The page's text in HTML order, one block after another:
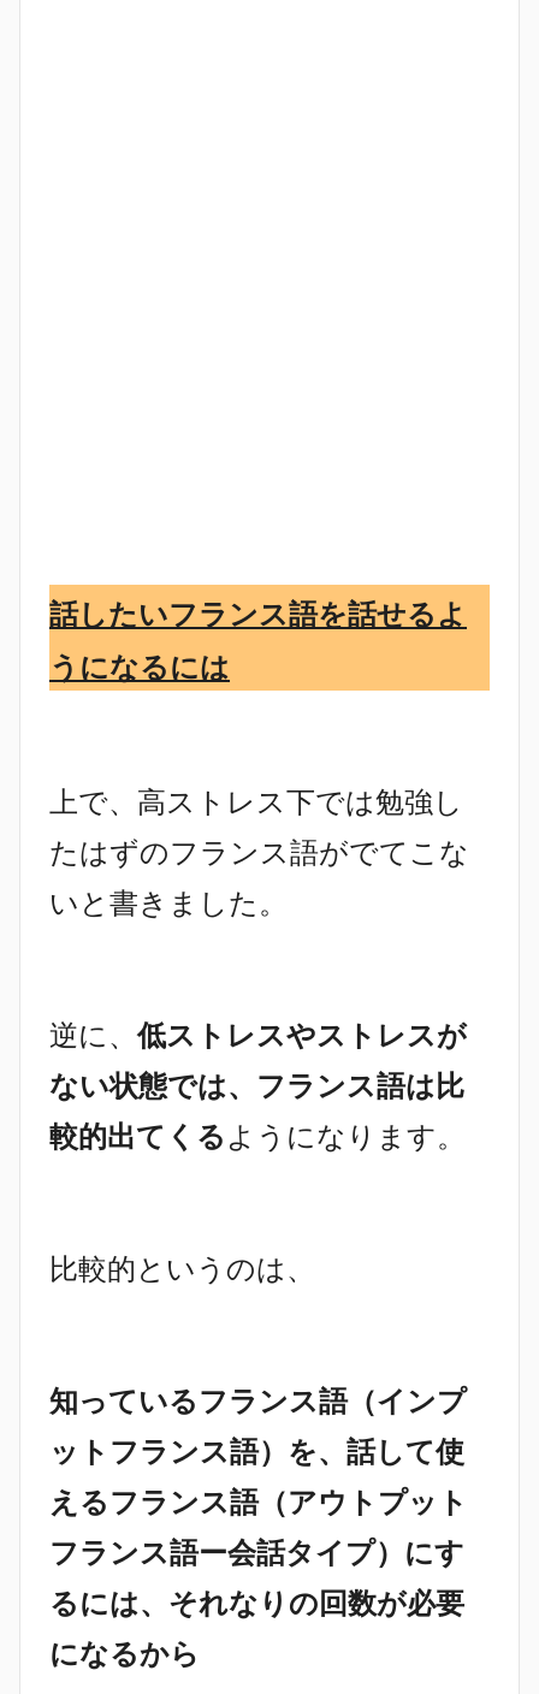
話したいフランス語を話せるよ
うになるには
上で、高ストレス下では勉強し
たはずのフランス語がでてこな
いと書きました。
逆に、低ストレスやストレスが
ない状態では、フランス語は比
較的出てくる ようになります。
比較的というのは、
知っているフランス語（インプ
ットフランス語）を、話して使
えるフランス語（アウトプット
フランス語ー会話タイプ）にす
るには、それなりの回数が必要
になるから